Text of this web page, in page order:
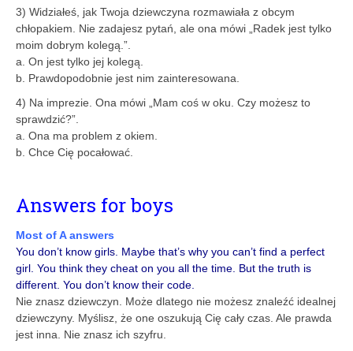
3) Widziałeś, jak Twoja dziewczyna rozmawiała z obcym
chłopakiem. Nie zadajesz pytań, ale ona mówi „Radek jest tylko
moim dobrym kolegą.”.
a. On jest tylko jej kolegą.
b. Prawdopodobnie jest nim zainteresowana.
4) Na imprezie. Ona mówi „Mam coś w oku. Czy możesz to
sprawdzić?”.
a. Ona ma problem z okiem.
b. Chce Cię pocałować.
Answers for boys
Most of A answers
You don’t know girls. Maybe that’s why you can’t find a perfect
girl. You think they cheat on you all the time. But the truth is
different. You don’t know their code.
Nie znasz dziewczyn. Może dlatego nie możesz znaleźć idealnej
dziewczyny. Myślisz, że one oszukują Cię cały czas. Ale prawda
jest inna. Nie znasz ich szyfru.